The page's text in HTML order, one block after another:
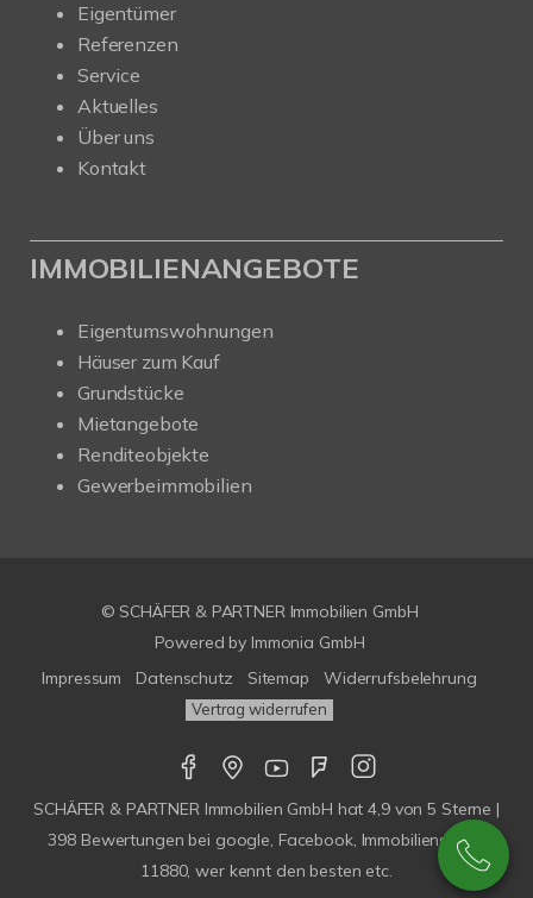
Eigentümer
Referenzen
Service
Aktuelles
Über uns
Kontakt
IMMOBILIENANGEBOTE
Eigentumswohnungen
Häuser zum Kauf
Grundstücke
Mietangebote
Renditeobjekte
Gewerbeimmobilien
© SCHÄFER & PARTNER Immobilien GmbH
Powered by Immonia GmbH
Impressum
Datenschutz Sitemap Widerrufsbelehrung
Vertrag widerrufen
SCHÄFER & PARTNER Immobilien GmbH hat4,9von5 Sterne |
398 Bewertungen bei google, Facebook, Immobilienscout,
11880, wer kennt den besten etc.